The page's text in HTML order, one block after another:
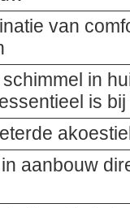
van
in
is
aanbouw